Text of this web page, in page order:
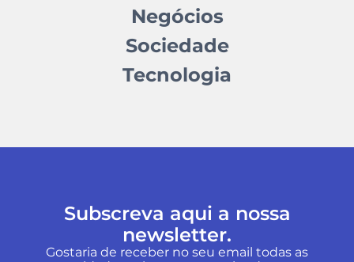
Negócios
Sociedade
Tecnologia
Subscreva aqui a nossa
newsletter.
Gostaria de receber no seu email todas as